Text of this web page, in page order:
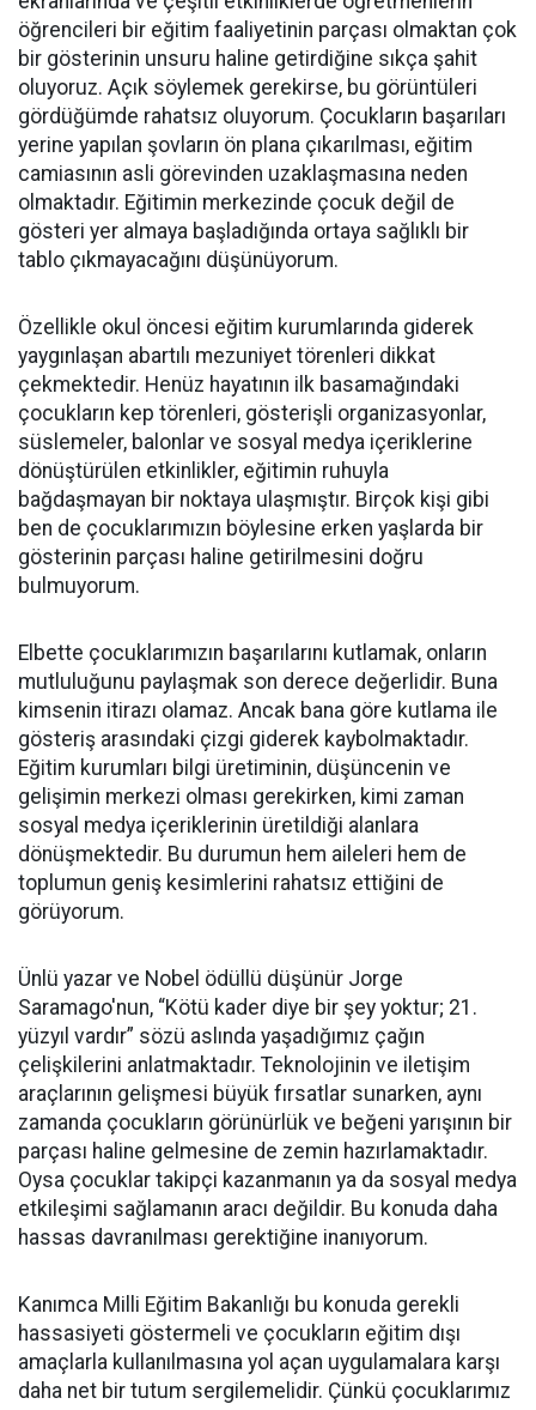
öğrencileri bir eğitim faaliyetinin parçası olmaktan çok
bir gösterinin unsuru haline getirdiğine sıkça şahit
oluyoruz. Açık söylemek gerekirse, bu görüntüleri
gördüğümde rahatsız oluyorum. Çocukların başarıları
yerine yapılan şovların ön plana çıkarılması, eğitim
camiasının asli görevinden uzaklaşmasına neden
olmaktadır. Eğitimin merkezinde çocuk değil de
gösteri yer almaya başladığında ortaya sağlıklı bir
tablo çıkmayacağını düşünüyorum.
Özellikle okul öncesi eğitim kurumlarında giderek
yaygınlaşan abartılı mezuniyet törenleri dikkat
çekmektedir. Henüz hayatının ilk basamağındaki
çocukların kep törenleri, gösterişli organizasyonlar,
süslemeler, balonlar ve sosyal medya içeriklerine
dönüştürülen etkinlikler, eğitimin ruhuyla
bağdaşmayan bir noktaya ulaşmıştır. Birçok kişi gibi
ben de çocuklarımızın böylesine erken yaşlarda bir
gösterinin parçası haline getirilmesini doğru
bulmuyorum.
Elbette çocuklarımızın başarılarını kutlamak, onların
mutluluğunu paylaşmak son derece değerlidir. Buna
kimsenin itirazı olamaz. Ancak bana göre kutlama ile
gösteriş arasındaki çizgi giderek kaybolmaktadır.
Eğitim kurumları bilgi üretiminin, düşüncenin ve
gelişimin merkezi olması gerekirken, kimi zaman
sosyal medya içeriklerinin üretildiği alanlara
dönüşmektedir. Bu durumun hem aileleri hem de
toplumun geniş kesimlerini rahatsız ettiğini de
görüyorum.
Ünlü yazar ve Nobel ödüllü düşünür Jorge
Saramago'nun, “Kötü kader diye bir şey yoktur; 21.
yüzyıl vardır” sözü aslında yaşadığımız çağın
çelişkilerini anlatmaktadır. Teknolojinin ve iletişim
araçlarının gelişmesi büyük fırsatlar sunarken, aynı
zamanda çocukların görünürlük ve beğeni yarışının bir
parçası haline gelmesine de zemin hazırlamaktadır.
Oysa çocuklar takipçi kazanmanın ya da sosyal medya
etkileşimi sağlamanın aracı değildir. Bu konuda daha
hassas davranılması gerektiğine inanıyorum.
Kanımca Milli Eğitim Bakanlığı bu konuda gerekli
hassasiyeti göstermeli ve çocukların eğitim dışı
amaçlarla kullanılmasına yol açan uygulamalara karşı
daha net bir tutum sergilemelidir. Çünkü çocuklarımız